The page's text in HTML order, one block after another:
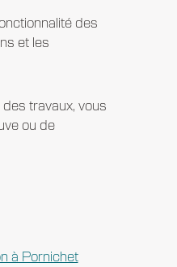
des
et les
travaux, vous
ou de
à Pornichet